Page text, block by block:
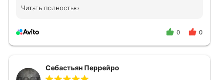
Читать полностью
0 0
Себастьян Перрейро